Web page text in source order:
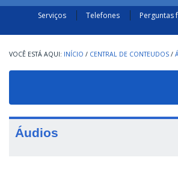
Buscar
Serviços Telefones Perguntas
INÍCIO / CENTRAL DE CONTEUDOS /
Áudios